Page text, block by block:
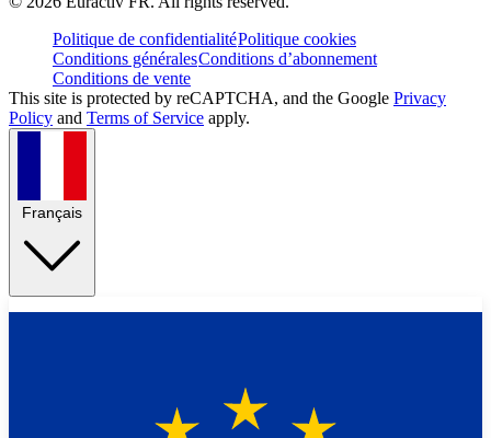
Politique de confidentialitéPolitique cookies
Conditions généralesConditions d’abonnement
Conditions de vente
This site is protected by reCAPTCHA, and the Google Privacy
Policy and Terms of Service apply.
Français